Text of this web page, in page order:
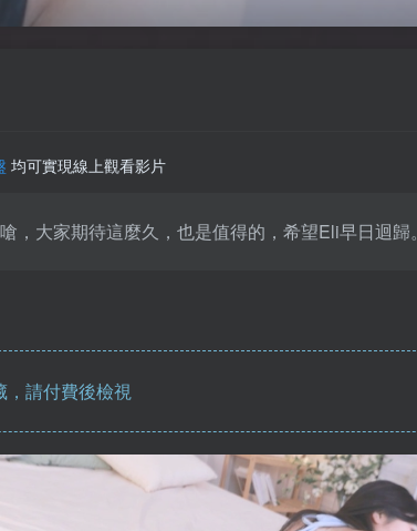
均可實現線上觀看影片
大家期待這麼久，也是值得的，希望Eli早日迴歸。
，請付費後檢視